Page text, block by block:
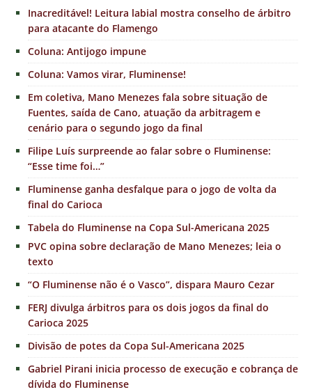
Inacreditável! Leitura labial mostra conselho de árbitro
para atacante do Flamengo
Coluna: Antijogo impune
Coluna: Vamos virar, Fluminense!
Em coletiva, Mano Menezes fala sobre situação de
Fuentes, saída de Cano, atuação da arbitragem e
cenário para o segundo jogo da final
Filipe Luís surpreende ao falar sobre o Fluminense:
“Esse time foi…”
Fluminense ganha desfalque para o jogo de volta da
final do Carioca
Tabela do Fluminense na Copa Sul-Americana 2025
PVC opina sobre declaração de Mano Menezes; leia o
texto
“O Fluminense não é o Vasco”, dispara Mauro Cezar
FERJ divulga árbitros para os dois jogos da final do
Carioca 2025
Divisão de potes da Copa Sul-Americana 2025
Gabriel Pirani inicia processo de execução e cobrança de
dívida do Fluminense